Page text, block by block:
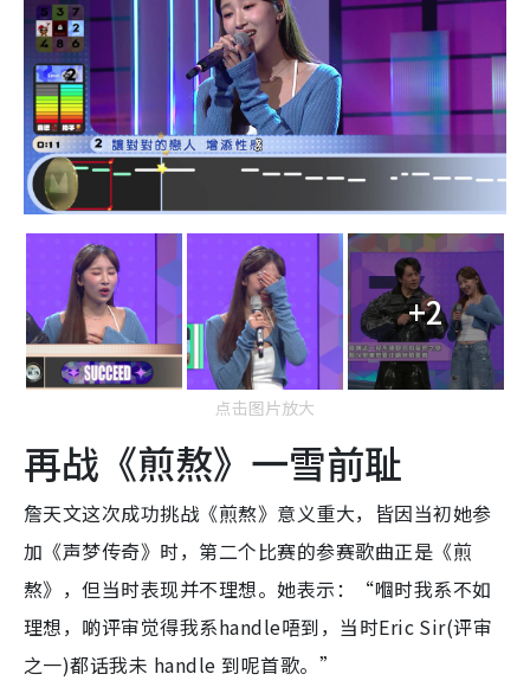
+2
点击图片放大
再战《煎熬》一雪前耻
詹天文这次成功挑战《煎熬》意义重大，皆因当初她参
加《声梦传奇》时，第二个比赛的参赛歌曲正是《煎
熬》，但当时表现并不理想。她表示：“嗰时我系不如
理想，啲评审觉得我系handle唔到，当时Eric Sir(评审
之一)都话我未 handle 到呢首歌。”